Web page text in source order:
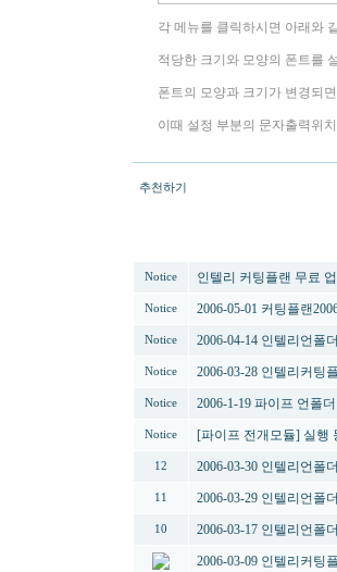
각 메뉴를 클릭하시면 아래와
적당한 크기와 모양의 폰트를
폰트의 모양과 크기가 변경되
이때 설정 부분의 문자출력위
추천하기
Notice 인텔리 커팅플랜 무료
Notice 2006-05-01 커팅플랜
Notice 2006-04-14 인텔리언폴
Notice 2006-03-28 인텔리커팅
Notice 2006-1-19 파이프 언폴
Notice [파이프 전개모듈] 실행
12 2006-03-30 인텔리언폴
11 2006-03-29 인텔리언폴
10 2006-03-17 인텔리언폴
2006-03-09 인텔리커팅